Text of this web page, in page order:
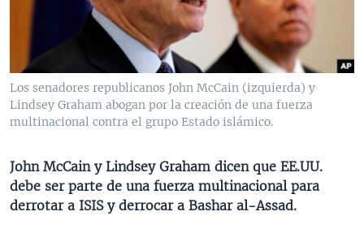
VENEZUELA
NICARAGUA
ECONOMÍA
ENTRETENIMIENTO Y CULTURA
TECNOLOGÍA
DEPORTES
FOTOGRAFÍA
AUDIOS
EL MUNDO AL DÍA
FORO INTERAMERICANO
LAS CLAVES
PANORAMA
RADIO
AVANCE INFORMATIVO
BUENOS DÍAS AMÉRICA
ESTADOS UNIDOS AL DÍA
DIRECT
DOCUMENTALES DE LA VOA
Learning English
Los senadores republicanos John McCain (izquierda) y
Lindsey Graham abogan por la creación de una fuerza
multinacional contra el grupo Estado islámico.
John McCain y Lindsey Graham dicen que EE.UU.
debe ser parte de una fuerza multinacional para
derrotar a ISIS y derrocar a Bashar al-Assad.